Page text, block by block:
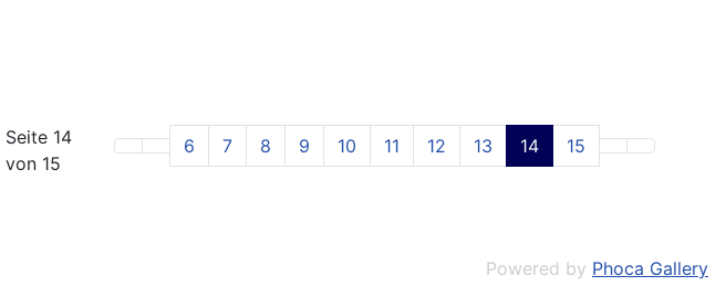
Seite 14
von 15
6 7 8 9 10 11 12 13 14 15
Powered by Phoca Gallery